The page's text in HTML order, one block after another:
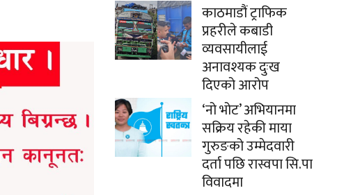
काठमाडौं ट्राफिक
प्रहरीले कबाडी
व्यवसायीलाई
अनावश्यक दुःख
दिएको आरोप
‘नो भोट’ अभियानमा
सक्रिय रहेकी माया
गुरुङको उम्मेदवारी
दर्ता पछि रास्वपा सि.पा
विवादमा